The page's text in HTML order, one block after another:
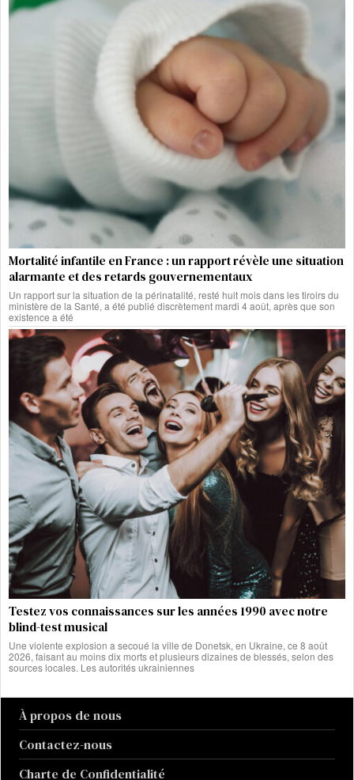
Mortalité infantile en France : un rapport révèle une situation
alarmante et des retards gouvernementaux
Un rapport sur la situation de la périnatalité, resté huit mois dans les tiroirs du
ministère de la Santé, a été publié discrètement mardi 4 août, après que son
existence a été
Testez vos connaissances sur les années 1990 avec notre
blind-test musical
Une violente explosion a secoué la ville de Donetsk, en Ukraine, ce 8 août
2026, faisant au moins dix morts et plusieurs dizaines de blessés, selon des
sources locales. Les autorités ukrainiennes
À propos de nous
Contactez-nous
Charte de Confidentialité